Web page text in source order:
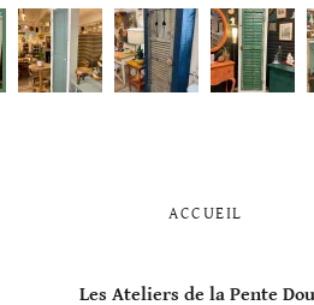
ACCUEIL
Les Ateliers de la Pente